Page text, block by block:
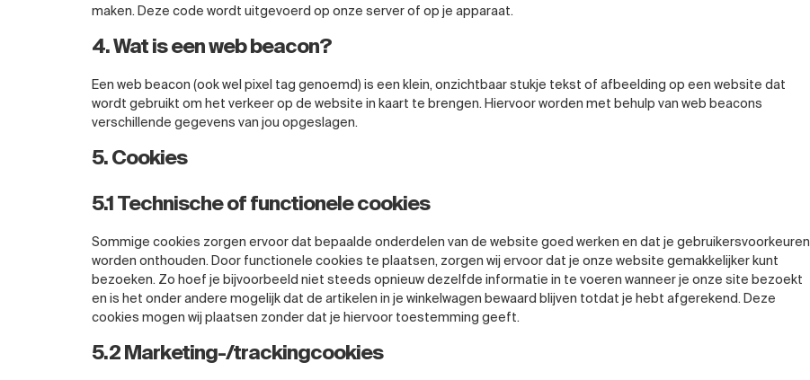
maken. Deze code wordt uitgevoerd op onze server of op je apparaat.
4. Wat is een web beacon?
Een web beacon (ook wel pixel tag genoemd) is een klein, onzichtbaar stukje tekst of afbeelding op een website dat
wordt gebruikt om het verkeer op de website in kaart te brengen. Hiervoor worden met behulp van web beacons
verschillende gegevens van jou opgeslagen.
5. Cookies
5.1 Technische of functionele cookies
Sommige cookies zorgen ervoor dat bepaalde onderdelen van de website goed werken en dat je gebruikersvoorkeuren
worden onthouden. Door functionele cookies te plaatsen, zorgen wij ervoor dat je onze website gemakkelijker kunt
bezoeken. Zo hoef je bijvoorbeeld niet steeds opnieuw dezelfde informatie in te voeren wanneer je onze site bezoekt
en is het onder andere mogelijk dat de artikelen in je winkelwagen bewaard blijven totdat je hebt afgerekend. Deze
cookies mogen wij plaatsen zonder dat je hiervoor toestemming geeft.
5.2 Marketing-/trackingcookies